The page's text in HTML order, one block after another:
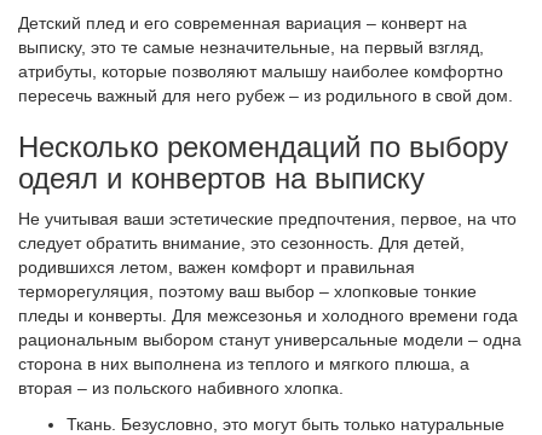
Детский плед и его современная вариация – конверт на
выписку, это те самые незначительные, на первый взгляд,
атрибуты, которые позволяют малышу наиболее комфортно
пересечь важный для него рубеж – из родильного в свой дом.
Несколько рекомендаций по выбору
одеял и конвертов на выписку
Не учитывая ваши эстетические предпочтения, первое, на что
следует обратить внимание, это сезонность. Для детей,
родившихся летом, важен комфорт и правильная
терморегуляция, поэтому ваш выбор – хлопковые тонкие
пледы и конверты. Для межсезонья и холодного времени года
рациональным выбором станут универсальные модели – одна
сторона в них выполнена из теплого и мягкого плюша, а
вторая – из польского набивного хлопка.
Ткань. Безусловно, это могут быть только натуральные